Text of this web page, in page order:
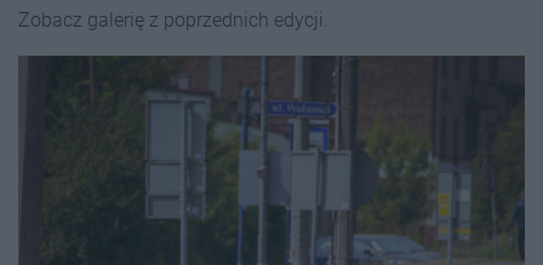
Zobacz galerię z poprzednich edycji.